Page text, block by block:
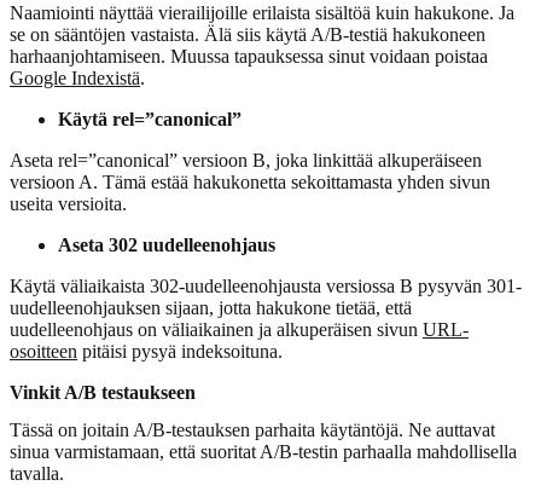
Naamiointi näyttää vierailijoille erilaista sisältöä kuin hakukone. Ja
se on sääntöjen vastaista. Älä siis käytä A/B-testiä hakukoneen
harhaanjohtamiseen. Muussa tapauksessa sinut voidaan poistaa
Google Indexistä.
Käytä rel=”canonical”
Aseta rel=”canonical” versioon B, joka linkittää alkuperäiseen
versioon A. Tämä estää hakukonetta sekoittamasta yhden sivun
useita versioita.
Aseta 302 uudelleenohjaus
Käytä väliaikaista 302-uudelleenohjausta versiossa B pysyvän 301-
uudelleenohjauksen sijaan, jotta hakukone tietää, että
uudelleenohjaus on väliaikainen ja alkuperäisen sivun URL-
osoitteen pitäisi pysyä indeksoituna.
Vinkit A/B testaukseen
Tässä on joitain A/B-testauksen parhaita käytäntöjä. Ne auttavat
sinua varmistamaan, että suoritat A/B-testin parhaalla mahdollisella
tavalla.